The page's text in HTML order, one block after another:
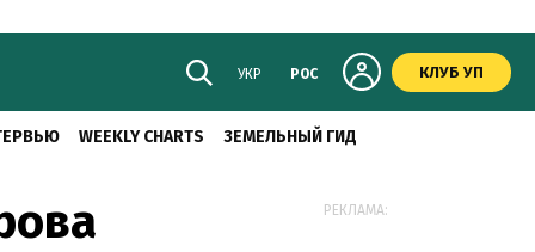
УКР РОС КЛУБ УП
WEEKLY CHARTS ЗЕМЕЛЬНЫЙ ГИД
РЕКЛАМА: